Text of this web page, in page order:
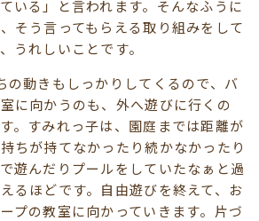
いる」と言われます。そんなふうに
そう言ってもらえる取り組みをして
うれしいことです。
の動きもしっかりしてくるので、バ
に向かうのも、外へ遊びに行くの
。すみれっ子は、園庭までは距離が
ちが持てなかったり続かなかったり
遊んだりプールをしていたなぁと過
るほどです。自由遊びを終えて、お
プの教室に向かっていきます。片づ